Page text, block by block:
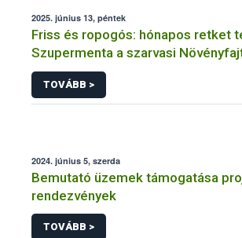
2025. június 13, péntek
Friss és ropogós: hónapos retket
Szupermenta a szarvasi
Állomáson
TOVÁBB >
2024. június 5, szerda
Bemutató üzemek támogatása
rendezvények
TOVÁBB >